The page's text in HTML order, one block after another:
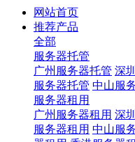
网站首页
推荐产品
全部
服务器托管
广州服务器托管 深
服务器托管 中山服
服务器租用
广州服务器租用 深
服务器租用 中山服